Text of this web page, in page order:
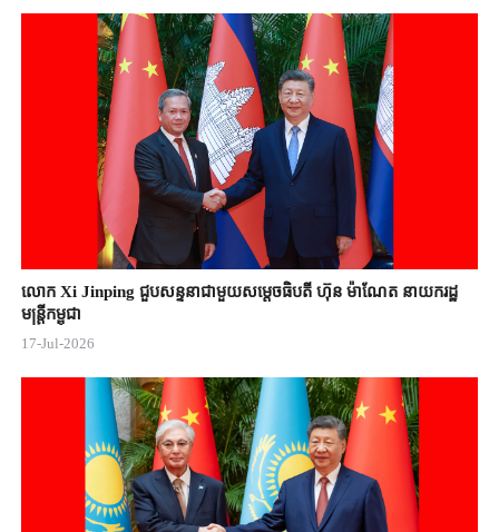
លោក Xi Jinping ជួបសន្ទនាជាមួយសម្តេចធិបតី ហ៊ុន ម៉ាណែត នាយករដ្ឋ
មន្ត្រីកម្ពុជា
17-Jul-2026